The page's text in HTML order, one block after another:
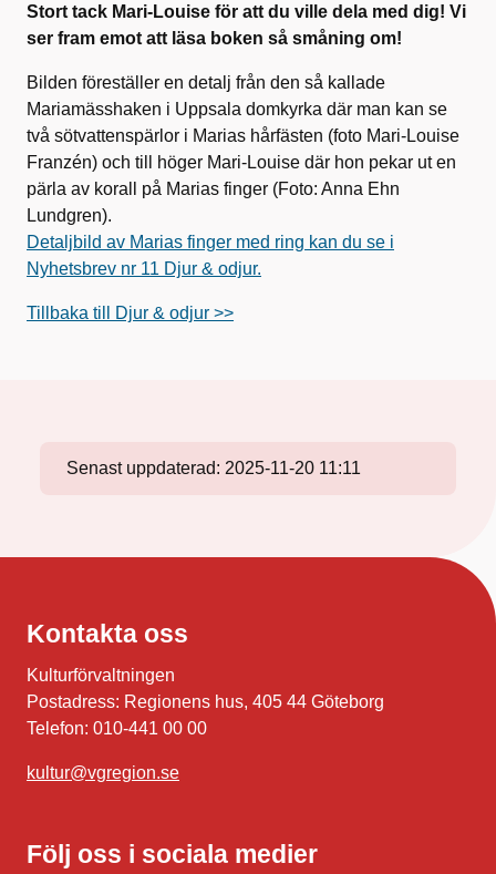
Stort tack Mari-Louise för att du ville dela med dig! Vi
ser fram emot att läsa boken så småning om!
Bilden föreställer en detalj från den så kallade
Mariamässhaken i Uppsala domkyrka där man kan se
två sötvattenspärlor i Marias hårfästen (foto Mari-Louise
Franzén) och till höger Mari-Louise där hon pekar ut en
pärla av korall på Marias finger (Foto: Anna Ehn
Lundgren).
Detaljbild av Marias finger med ring kan du se i
Nyhetsbrev nr 11 Djur & odjur.
Tillbaka till Djur & odjur >>
Senast uppdaterad: 2025-11-20 11:11
Kontakta oss
Kulturförvaltningen
Postadress: Regionens hus, 405 44 Göteborg
Telefon: 010-441 00 00
kultur@vgregion.se
Följ oss i sociala medier